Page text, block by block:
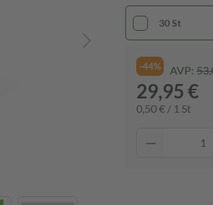
30 St
-44% AVP:
29,95 €
0,50 € / 1 St